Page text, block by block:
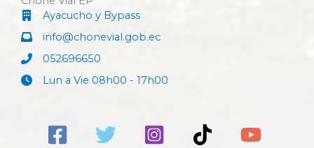
Ayacucho y Bypass
info@chonevial.gob.ec
052696650
Lun a Vie 08h00 - 17h00